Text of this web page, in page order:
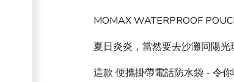
MOMAX WATERPROOF
夏日炎炎，當然要去沙灘同陽光
這款 便攜掛帶電話防水袋 - 令